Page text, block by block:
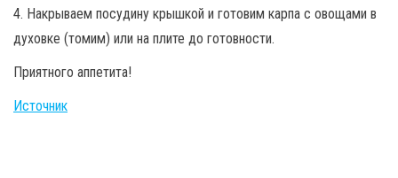
4. Накрываем посудину крышкой и готовим карпа с овощами в
духовке (томим) или на плите до готовности.
Приятного аппетита!
Источник